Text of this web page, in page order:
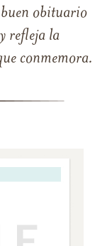
obituario
refleja la
conmemora.